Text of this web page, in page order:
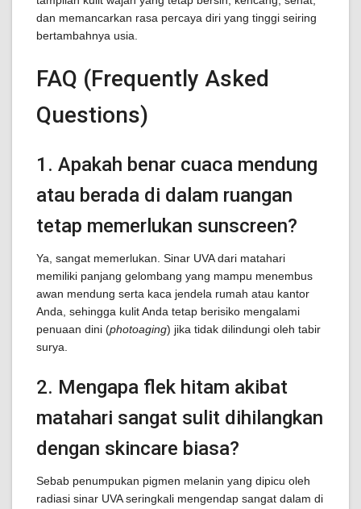
dan memancarkan rasa percaya diri yang tinggi seiring
bertambahnya usia.
FAQ (Frequently Asked
Questions)
1. Apakah benar cuaca mendung
atau berada di dalam ruangan
tetap memerlukan sunscreen?
Ya, sangat memerlukan. Sinar UVA dari matahari
memiliki panjang gelombang yang mampu menembus
awan mendung serta kaca jendela rumah atau kantor
Anda, sehingga kulit Anda tetap berisiko mengalami
penuaan dini (photoaging) jika tidak dilindungi oleh tabir
surya.
2. Mengapa flek hitam akibat
matahari sangat sulit dihilangkan
dengan skincare biasa?
Sebab penumpukan pigmen melanin yang dipicu oleh
radiasi sinar UVA seringkali mengendap sangat dalam di